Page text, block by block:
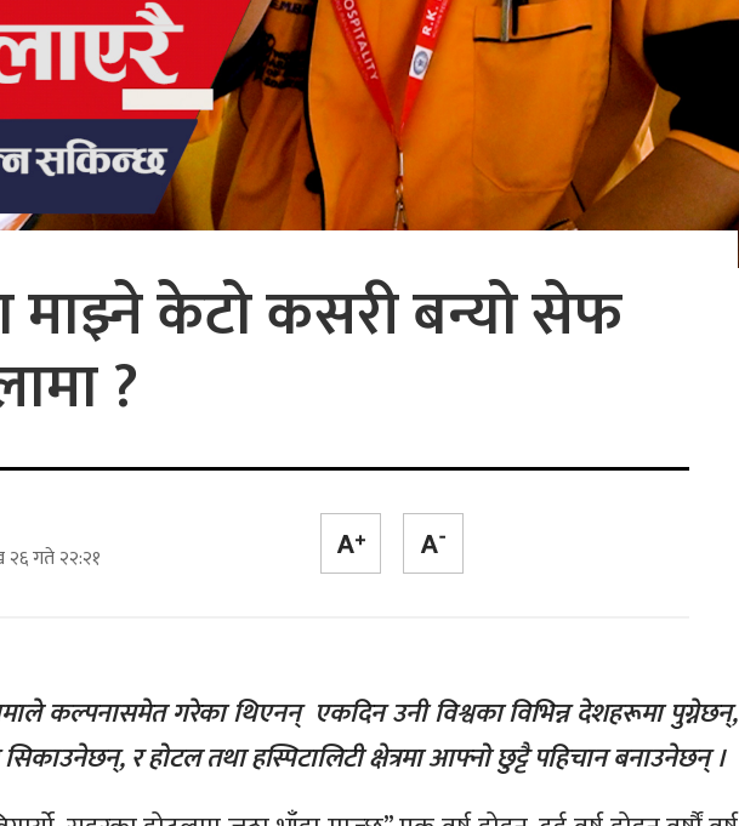
माझ्ने केटो कसरी बन्यो सेफ
?
गते २२:२१
कल्पनासमेत गरेका थिएनन् एकदिन उनी विश्वका विभिन्न देशहरूमा पुग्नेछन्,
र होटल तथा हस्पिटालिटी क्षेत्रमा आफ्नो छुट्टै पहिचान बनाउनेछन् ।